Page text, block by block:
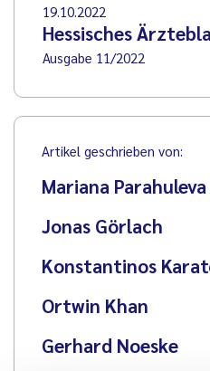
19.10.2022
Hessisches
Ausgabe 11/2022
Artikel geschrieben von:
Mariana Parahuleva
Jonas Görlach
Konstantinos
Ortwin Khan
Gerhard Noeske